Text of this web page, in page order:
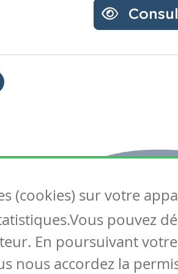
Suivez-nous
Contactez-nous
Soutien scolaire
(cookies) sur votre
pouvez
En poursuivant
nous accordez la